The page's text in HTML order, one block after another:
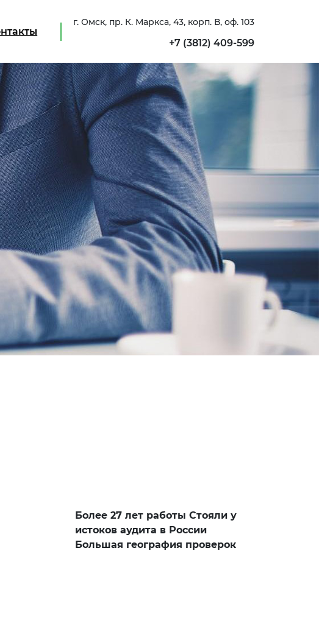
г. Омск, пр. К. Маркса, 43, корп. В, оф. 103
+7 (3812) 409-599
Более 27 лет работы Стояли у
истоков аудита в России
Большая география проверок